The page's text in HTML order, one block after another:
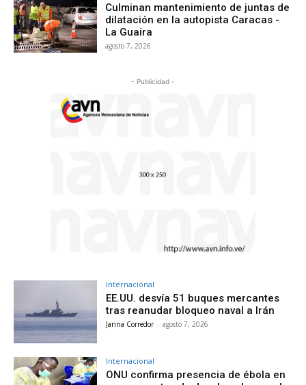
Culminan mantenimiento de juntas de
dilatación en la autopista Caracas -
La Guaira
agosto 7, 2026
- Publicidad -
Internacional
EE.UU. desvía 51 buques mercantes
tras reanudar bloqueo naval a Irán
Janna Corredor - agosto 7, 2026
Internacional
ONU confirma presencia de ébola en